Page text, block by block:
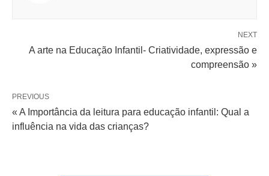
NEXT
A arte na Educação Infantil- Criatividade, expressão e
compreensão »
PREVIOUS
« A Importância da leitura para educação infantil: Qual a
influência na vida das crianças?